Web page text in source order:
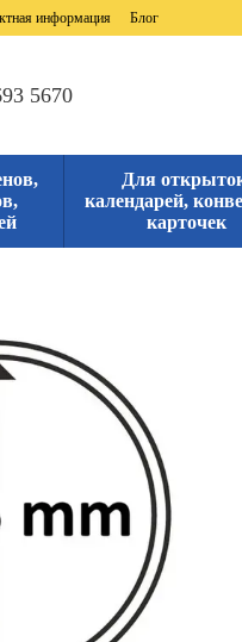
информация Блог
5670
Для
календарей,
карточек